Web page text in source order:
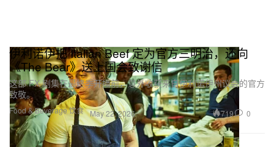
Food & Beverage 饮食
伊利诺伊把 Italian Beef 定为官方三明治，还向
《The Bear》送上国会致谢信
这部 FX 剧集在最终季开播前，意外收获来自伊利诺伊州议会的官方
致敬。
May 22, 2026 719 0